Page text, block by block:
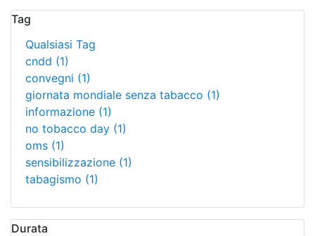
Tag
Qualsiasi Tag
cndd (1)
convegni (1)
giornata mondiale senza tabacco (1)
informazione (1)
no tobacco day (1)
oms (1)
sensibilizzazione (1)
tabagismo (1)
Durata